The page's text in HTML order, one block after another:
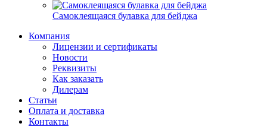
Самоклеящаяся булавка для бейджа
Компания
Лицензии и сертификаты
Новости
Реквизиты
Как заказать
Дилерам
Статьи
Оплата и доставка
Контакты